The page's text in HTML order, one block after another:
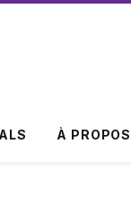
À PROPOS